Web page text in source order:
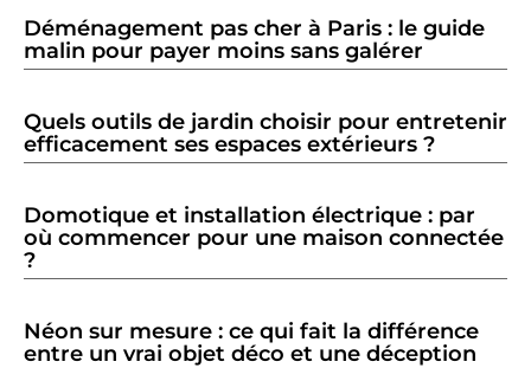
Déménagement pas cher à Paris : le guide
malin pour payer moins sans galérer
Quels outils de jardin choisir pour entretenir
efficacement ses espaces extérieurs ?
Domotique et installation électrique : par
où commencer pour une maison connectée
?
Néon sur mesure : ce qui fait la différence
entre un vrai objet déco et une déception